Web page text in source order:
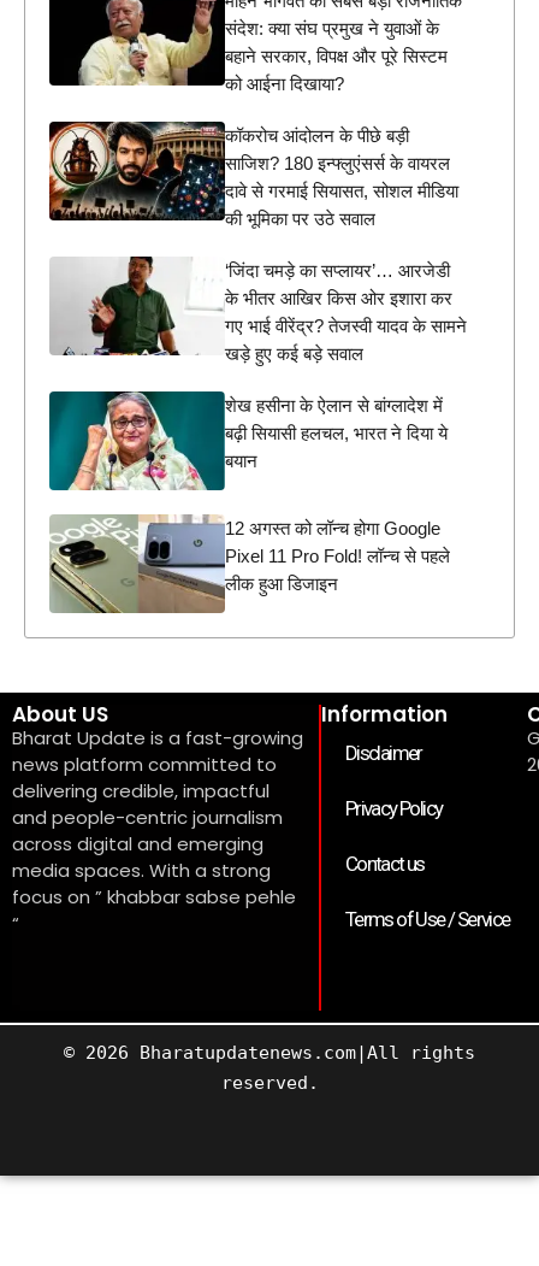
संदेश: क्या संघ प्रमुख ने युवाओं के
बहाने सरकार, विपक्ष और पूरे सिस्टम
को आईना दिखाया?
कॉकरोच आंदोलन के पीछे बड़ी
साजिश? 180 इन्फ्लुएंसर्स के वायरल
दावे से गरमाई सियासत, सोशल मीडिया
की भूमिका पर उठे सवाल
‘जिंदा चमड़े का सप्लायर’… आरजेडी
के भीतर आखिर किस ओर इशारा कर
गए भाई वीरेंद्र? तेजस्वी यादव के सामने
खड़े हुए कई बड़े सवाल
शेख हसीना के ऐलान से बांग्लादेश में
बढ़ी सियासी हलचल, भारत ने दिया ये
बयान
12 अगस्त को लॉन्च होगा Google
Pixel 11 Pro Fold! लॉन्च से पहले
लीक हुआ डिजाइन
About US
Bharat Update is a fast-growing
news platform committed to
delivering credible, impactful
and people-centric journalism
across digital and emerging
media spaces. With a strong
focus on ” khabbar sabse pehle
“
Information
Disclaimer
Privacy Policy
Contact us
Terms of Use / Service
© 2026 Bharatupdatenews.com|All rights
reserved.